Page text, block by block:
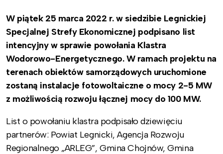
W piątek 25 marca 2022 r. w siedzibie Legnickiej
Specjalnej Strefy Ekonomicznej podpisano list
intencyjny w sprawie powołania Klastra
Wodorowo-Energetycznego. W ramach projektu na
terenach obiektów samorządowych uruchomione
zostaną instalacje fotowoltaiczne o mocy 2-5 MW
z możliwością rozwoju łącznej mocy do 100 MW.
List o powołaniu klastra podpisało dziewięciu
partnerów: Powiat Legnicki, Agencja Rozwoju
Regionalnego „ARLEG”, Gmina Chojnów, Gmina